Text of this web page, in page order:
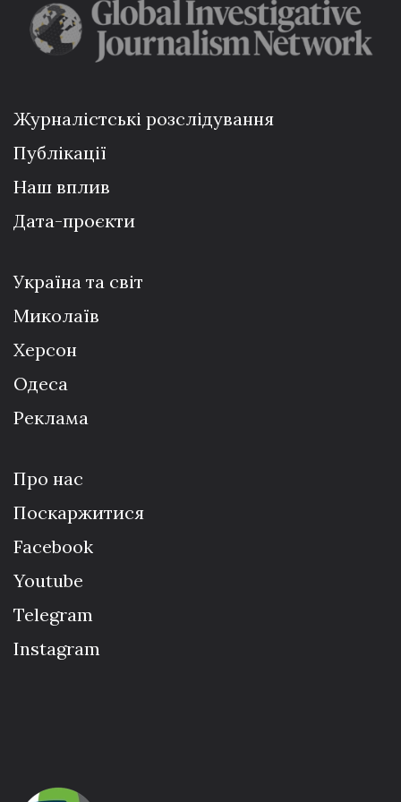
Журналістські розслідування
Публікації
Наш вплив
Дата-проєкти
Україна та світ
Миколаїв
Херсон
Одеса
Реклама
Про нас
Поскаржитися
Facebook
Youtube
Telegram
Instagram